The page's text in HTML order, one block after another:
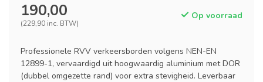
190,00
(229,90 inc. BTW)
Op voorraad
Professionele RVV verkeersborden volgens NEN-EN
12899-1, vervaardigd uit hoogwaardig aluminium met DOR
(dubbel omgezette rand) voor extra stevigheid. Leverbaar